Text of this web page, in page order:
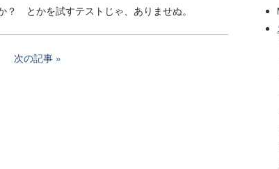
？ とかを試すテストじゃ、ありませぬ。
次の記事